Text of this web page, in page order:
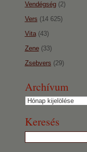
Vendégség(2)
Vers (14 625)
Vita(43)
Zene(33)
Zsebvers (29)
Archívum
Archívum
Keresés